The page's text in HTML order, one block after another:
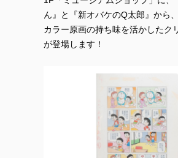
ん』と『新オバケのQ太郎』から、
カラー原画の持ち味を活かしたク
が登場します！